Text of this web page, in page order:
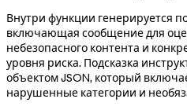
Внутри функции генерируется
включающая сообщение для
небезопасного контента и
уровня риска. Подсказка
объектом JSON, который
нарушенные категории и